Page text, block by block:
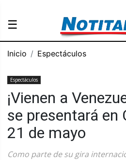
☰
Inicio Espectáculos
Espectáculos
¡Vienen a
se presentará en
21 de mayo
Como parte de su gira